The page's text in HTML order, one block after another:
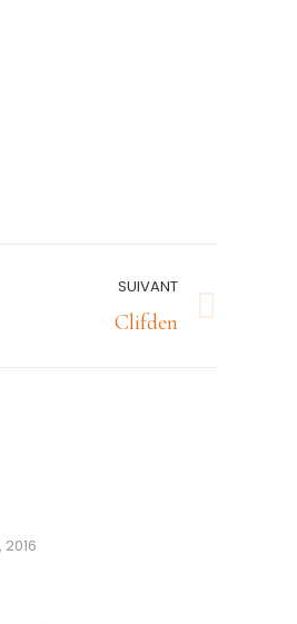
SUIVANT
Clifden